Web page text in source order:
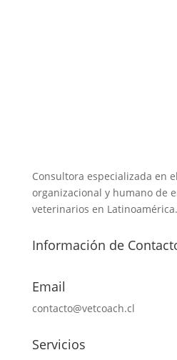
Consultora especializada en
organizacional y humano de
veterinarios en Latinoamérica.
Información de
Email
contacto@vetcoach.cl
Servicios